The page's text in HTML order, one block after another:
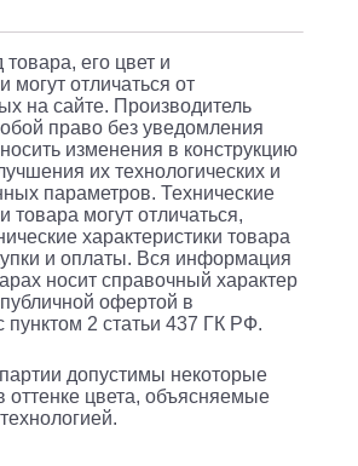
его цвет и
могут отличаться от
на сайте. Производитель
право без уведомления
изменения в конструкцию
их технологических и
параметров. Технические
товара могут отличаться,
характеристики товара
и оплаты. Вся информация
носит справочный характер
офертой в
пунктом 2 статьи 437 ГК РФ.
допустимы некоторые
оттенке цвета, объясняемые